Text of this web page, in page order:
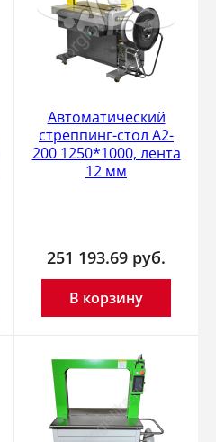
Автоматический
стреппинг-стол A2-
200 1250*1000, лента
12 мм
251 193.69 руб.
В корзину